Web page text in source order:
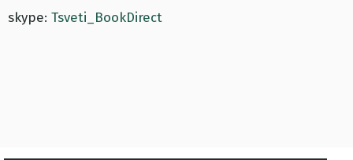
skype: Tsveti_BookDirect